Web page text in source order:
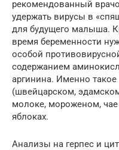
рекомендованный
удержать вирусы в
для будущего малыша.
время беременности
особой
содержанием
аргинина. Именно
(швейцарском,
молоке, мороженом,
яблоках.
Анализы на герпес и